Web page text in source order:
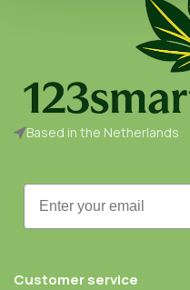
Based in the Netherlands
Email
Customer service